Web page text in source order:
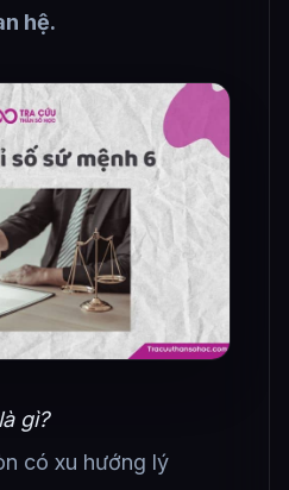
hệ.
gì?
có xu hướng lý